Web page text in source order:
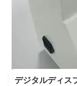
デジタルディス